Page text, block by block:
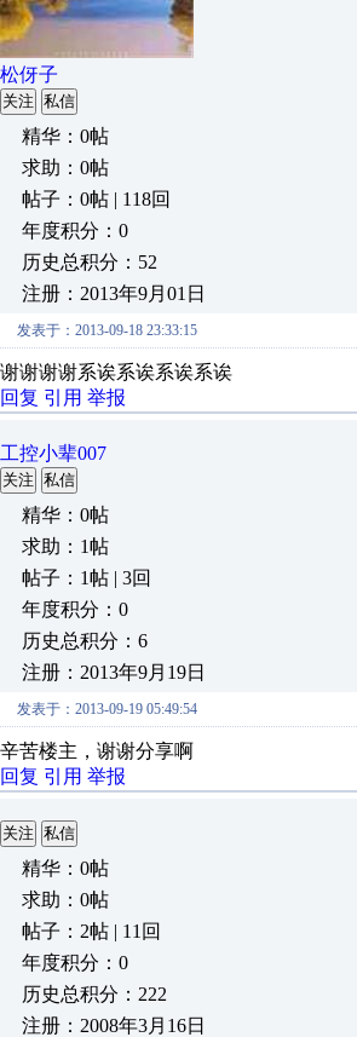
松伢子
关注 私信
精华：0帖
求助：0帖
帖子：0帖 | 118回
年度积分：0
历史总积分：52
注册：2013年9月01日
发表于：2013-09-18 23:33:15
谢谢谢谢系诶系诶系诶系诶
回复 引用 举报
工控小辈007
关注 私信
精华：0帖
求助：1帖
帖子：1帖 | 3回
年度积分：0
历史总积分：6
注册：2013年9月19日
发表于：2013-09-19 05:49:54
辛苦楼主，谢谢分享啊
回复 引用 举报
关注 私信
精华：0帖
求助：0帖
帖子：2帖 | 11回
年度积分：0
历史总积分：222
注册：2008年3月16日